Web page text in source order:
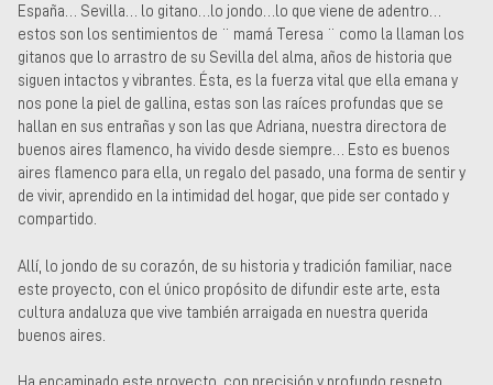
España… Sevilla… lo gitano…lo jondo…lo que viene de adentro…
estos son los sentimientos de ¨ mamá Teresa ¨ como la llaman los
gitanos que lo arrastro de su Sevilla del alma, años de historia que
siguen intactos y vibrantes. Ésta, es la fuerza vital que ella emana y
nos pone la piel de gallina, estas son las raíces profundas que se
hallan en sus entrañas y son las que Adriana, nuestra directora de
buenos aires flamenco, ha vivido desde siempre… Esto es buenos
aires flamenco para ella, un regalo del pasado, una forma de sentir y
de vivir, aprendido en la intimidad del hogar, que pide ser contado y
compartido.
Allí, lo jondo de su corazón, de su historia y tradición familiar, nace
este proyecto, con el único propósito de difundir este arte, esta
cultura andaluza que vive también arraigada en nuestra querida
buenos aires.